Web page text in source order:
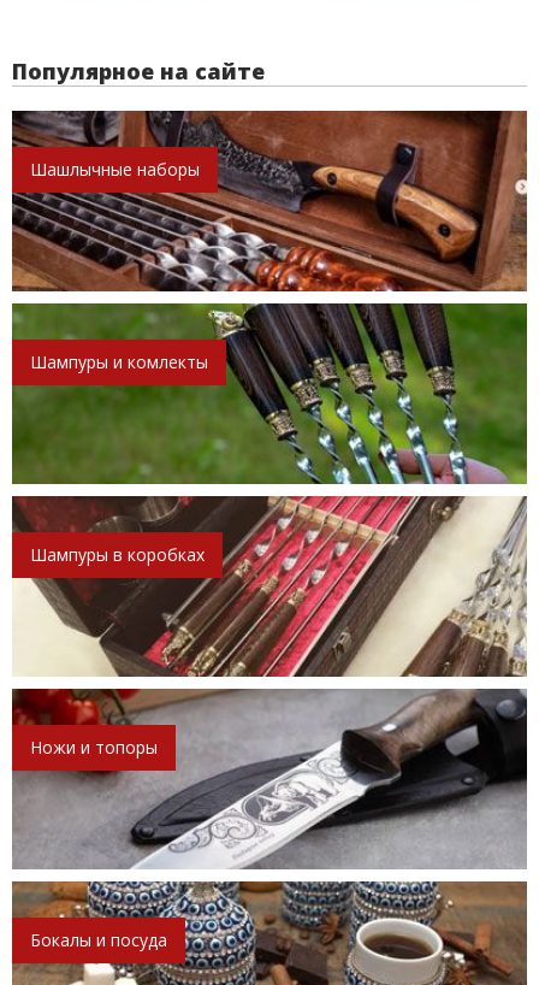
Популярное на сайте
Шашлычные наборы
Шампуры и комлекты
Шампуры в коробках
Ножи и топоры
Бокалы и посуда